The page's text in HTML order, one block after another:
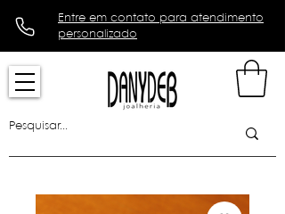
Entre em contato para atendimento
personalizado